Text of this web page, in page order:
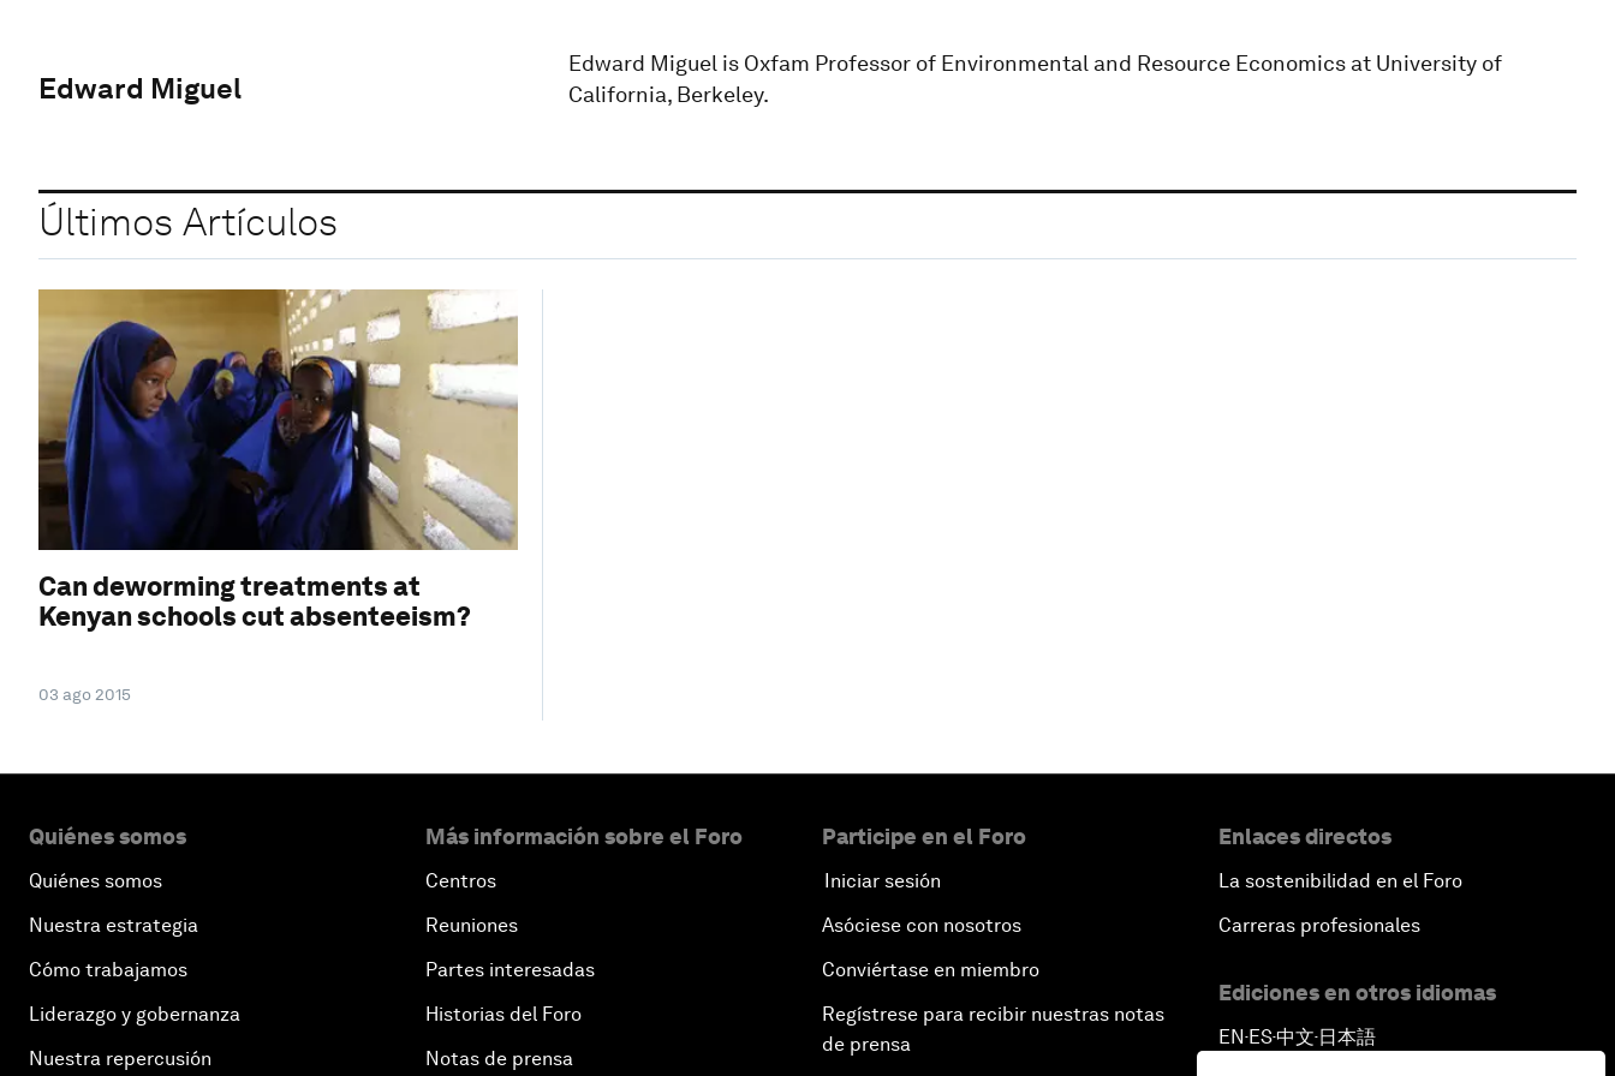
Edward Miguel
Edward Miguel is Oxfam Professor of Environmental and Resource Economics at University of
California, Berkeley.
Últimos Artículos
Can deworming treatments at
Kenyan schools cut absenteeism?
03 ago 2015
Quiénes somos
Quiénes somos
Nuestra estrategia
Cómo trabajamos
Liderazgo y gobernanza
Nuestra repercusión
Más información sobre el Foro
Centros
Reuniones
Partes interesadas
Historias del Foro
Notas de prensa
Participe en el Foro
Iniciar sesión
Asóciese con nosotros
Conviértase en miembro
Regístrese para recibir nuestras notas
de prensa
Enlaces directos
La sostenibilidad en el Foro
Carreras profesionales
Ediciones en otros idiomas
EN ▪ES▪中文▪ 日本語